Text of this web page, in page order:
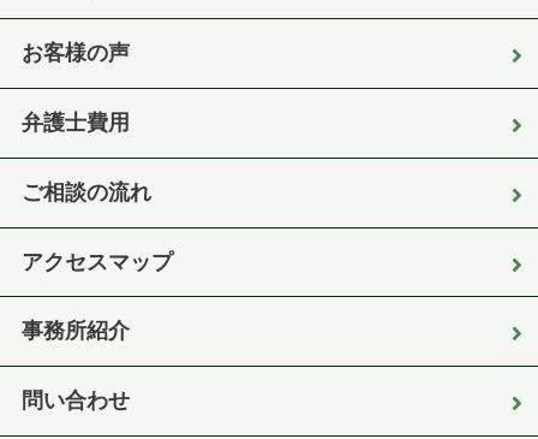
お客様の声
弁護士費用
ご相談の流れ
アクセスマップ
事務所紹介
問い合わせ